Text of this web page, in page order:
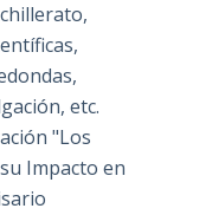
etc.
"Los
Impacto en